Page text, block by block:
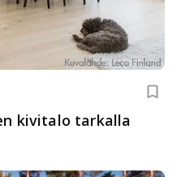
kivitalo tarkalla